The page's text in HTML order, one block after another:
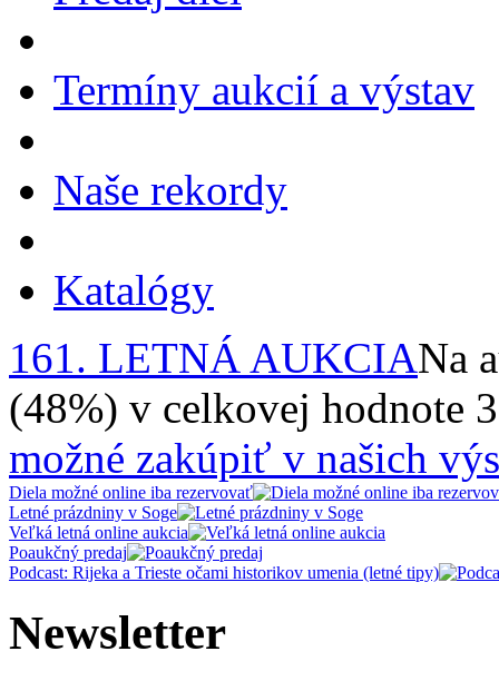
Termíny aukcií a výstav
Naše rekordy
Katalógy
161. LETNÁ AUKCIANa
(48%) v celkovej hodnote
možné zakúpiť v našich
Diela možné online iba rezervovať
Letné prázdniny v Soge
Veľká letná online aukcia
Poaukčný predaj
Podcast: Rijeka a Trieste očami historikov umenia (letné tipy)
Newsletter